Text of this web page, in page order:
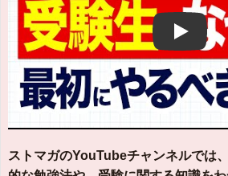
Play
ストマガのYouTubeチャンネルでは